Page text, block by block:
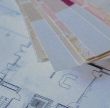
PRENSA
CONTACTO
Search